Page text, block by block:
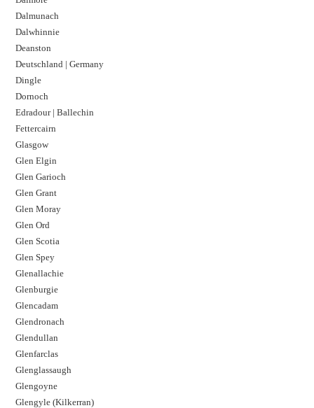
Dalmunach
Dalwhinnie
Deanston
Deutschland | Germany
Dingle
Dornoch
Edradour | Ballechin
Fettercairn
Glasgow
Glen Elgin
Glen Garioch
Glen Grant
Glen Moray
Glen Ord
Glen Scotia
Glen Spey
Glenallachie
Glenburgie
Glencadam
Glendronach
Glendullan
Glenfarclas
Glenglassaugh
Glengoyne
Glengyle (Kilkerran)